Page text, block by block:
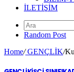
ILETIŞIM
Random Post
Home/GENÇLİK/